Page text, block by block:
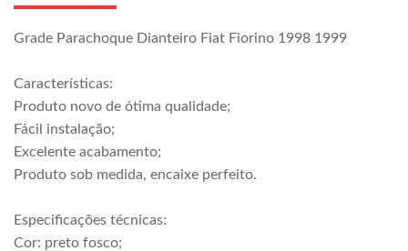
Grade Parachoque Dianteiro Fiat Fiorino 1998 1999
Características:
Produto novo de ótima qualidade;
Fácil instalação;
Excelente acabamento;
Produto sob medida, encaixe perfeito.
Especificações técnicas:
Cor: preto fosco;